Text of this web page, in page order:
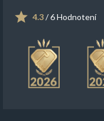
4.3/ 6 Hodnotení